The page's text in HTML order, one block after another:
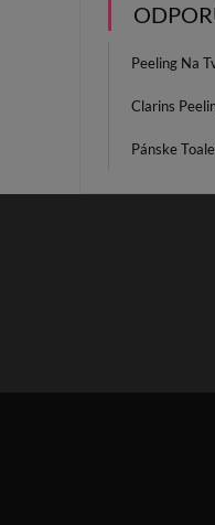
Peeling Na
Clarins
Pánske